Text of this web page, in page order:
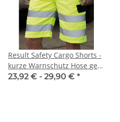
Result Safety Cargo Shorts -
kurze Warnschutz Hose gelb
XS - 4XL
23,92 € - 29,90 € *